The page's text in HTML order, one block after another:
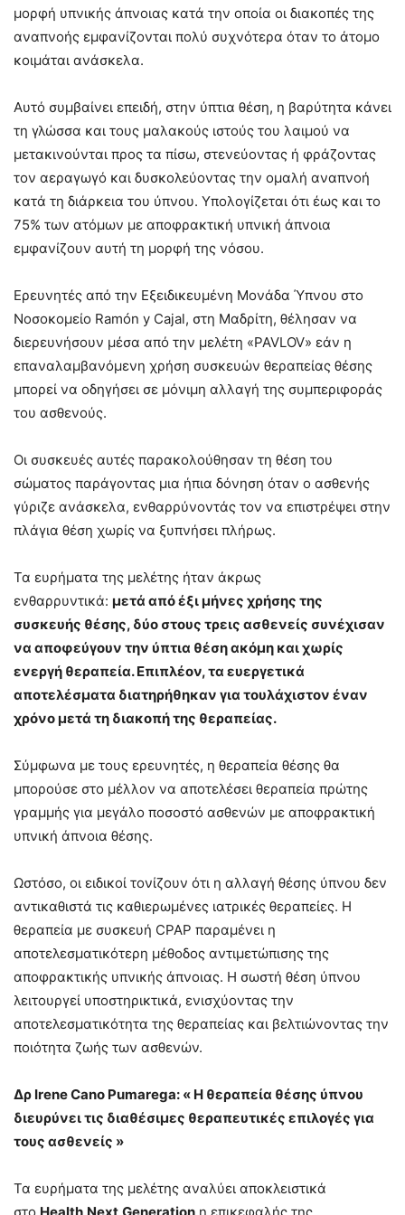
μορφή υπνικής άπνοιας κατά την οποία οι διακοπές της
αναπνοής εμφανίζονται πολύ συχνότερα όταν το άτομο
κοιμάται ανάσκελα.
Αυτό συμβαίνει επειδή, στην ύπτια θέση, η βαρύτητα κάνει
τη γλώσσα και τους μαλακούς ιστούς του λαιμού να
μετακινούνται προς τα πίσω, στενεύοντας ή φράζοντας
τον αεραγωγό και δυσκολεύοντας την ομαλή αναπνοή
κατά τη διάρκεια του ύπνου. Υπολογίζεται ότι έως και το
75% των ατόμων με αποφρακτική υπνική άπνοια
εμφανίζουν αυτή τη μορφή της νόσου.
Ερευνητές από την Εξειδικευμένη Μονάδα Ύπνου στο
Νοσοκομείο Ramón y Cajal, στη Μαδρίτη, θέλησαν να
διερευνήσουν μέσα από την μελέτη «PAVLOV» εάν η
επαναλαμβανόμενη χρήση συσκευών θεραπείας θέσης
μπορεί να οδηγήσει σε μόνιμη αλλαγή της συμπεριφοράς
του ασθενούς.
Οι συσκευές αυτές παρακολούθησαν τη θέση του
σώματος παράγοντας μια ήπια δόνηση όταν ο ασθενής
γύριζε ανάσκελα, ενθαρρύνοντάς τον να επιστρέψει στην
πλάγια θέση χωρίς να ξυπνήσει πλήρως.
Τα ευρήματα της μελέτης ήταν άκρως
ενθαρρυντικά: μετά από έξι μήνες χρήσης της
συσκευής θέσης, δύο στους τρεις ασθενείς συνέχισαν
να αποφεύγουν την ύπτια θέση ακόμη και χωρίς
ενεργή θεραπεία. Επιπλέον, τα ευεργετικά
αποτελέσματα διατηρήθηκαν για τουλάχιστον έναν
χρόνο μετά τη διακοπή της θεραπείας.
Σύμφωνα με τους ερευνητές, η θεραπεία θέσης θα
μπορούσε στο μέλλον να αποτελέσει θεραπεία πρώτης
γραμμής για μεγάλο ποσοστό ασθενών με αποφρακτική
υπνική άπνοια θέσης.
Ωστόσο, οι ειδικοί τονίζουν ότι η αλλαγή θέσης ύπνου δεν
αντικαθιστά τις καθιερωμένες ιατρικές θεραπείες. Η
θεραπεία με συσκευή CPAP παραμένει η
αποτελεσματικότερη μέθοδος αντιμετώπισης της
αποφρακτικής υπνικής άπνοιας. Η σωστή θέση ύπνου
λειτουργεί υποστηρικτικά, ενισχύοντας την
αποτελεσματικότητα της θεραπείας και βελτιώνοντας την
ποιότητα ζωής των ασθενών.
Δρ Irene Cano Pumarega: « Η θεραπεία θέσης ύπνου
διευρύνει τις διαθέσιμες θεραπευτικές επιλογές για
τους ασθενείς »
Τα ευρήματα της μελέτης αναλύει αποκλειστικά